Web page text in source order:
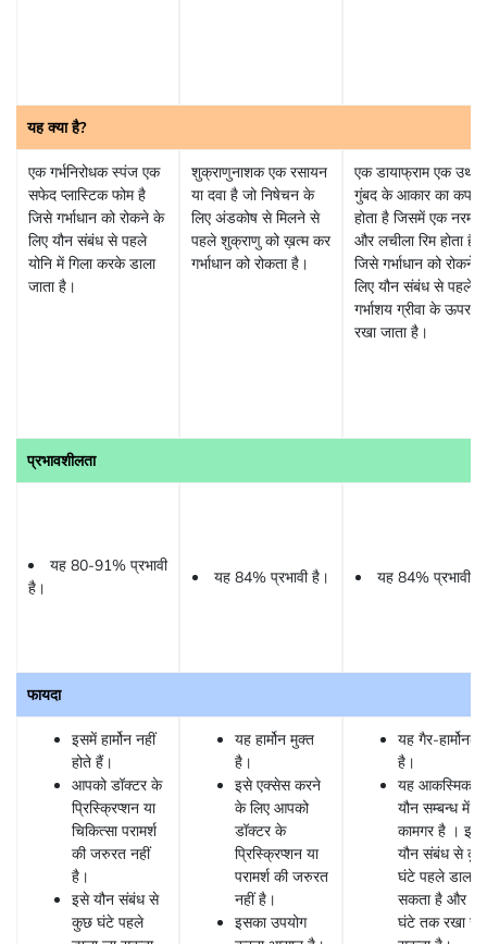
यह क्या है?
एक गर्भनिरोधक स्पंज एक
सफेद प्लास्टिक फोम है
जिसे गर्भाधान को रोकने के
लिए यौन संबंध से पहले
योनि में गिला करके डाला
जाता है।
प्रभावशीलता
यह 80-91% प्रभावी
है।
फायदा
इसमें हार्मोन नहीं
होते हैं।
आपको डॉक्टर के
प्रिस्क्रिप्शन या
चिकित्सा परामर्श
की जरुरत नहीं
है।
इसे यौन संबंध से
कुछ घंटे पहले
शुक्राणुनाशक एक रसायन
या दवा है जो निषेचन के
लिए अंडकोष से मिलने से
पहले शुक्राणु को ख़त्म कर
गर्भाधान को रोकता है।
यह 84% प्रभावी है।
यह हार्मोन मुक्त
है।
इसे एक्सेस करने
के लिए आपको
डॉक्टर के
प्रिस्क्रिप्शन या
परामर्श की जरुरत
नहीं है।
इसका उपयोग
एक डायाफ्राम एक
गुंबद के आकार का कप
होता है जिसमें एक नरम
और लचीला रिम होता है
जिसे गर्भाधान को रोकने
लिए यौन संबंध से पहले
गर्भाशय ग्रीवा के ऊपर
रखा जाता है।
यह 84% प्रभावी
यह गैर-हार्मोनल
है।
यह आकस्मिक
यौन सम्बन्ध में भी
कामगर है । इसे
यौन संबंध से कुछ
घंटे पहले डाला
सकता है और 24
घंटे तक रखा जा